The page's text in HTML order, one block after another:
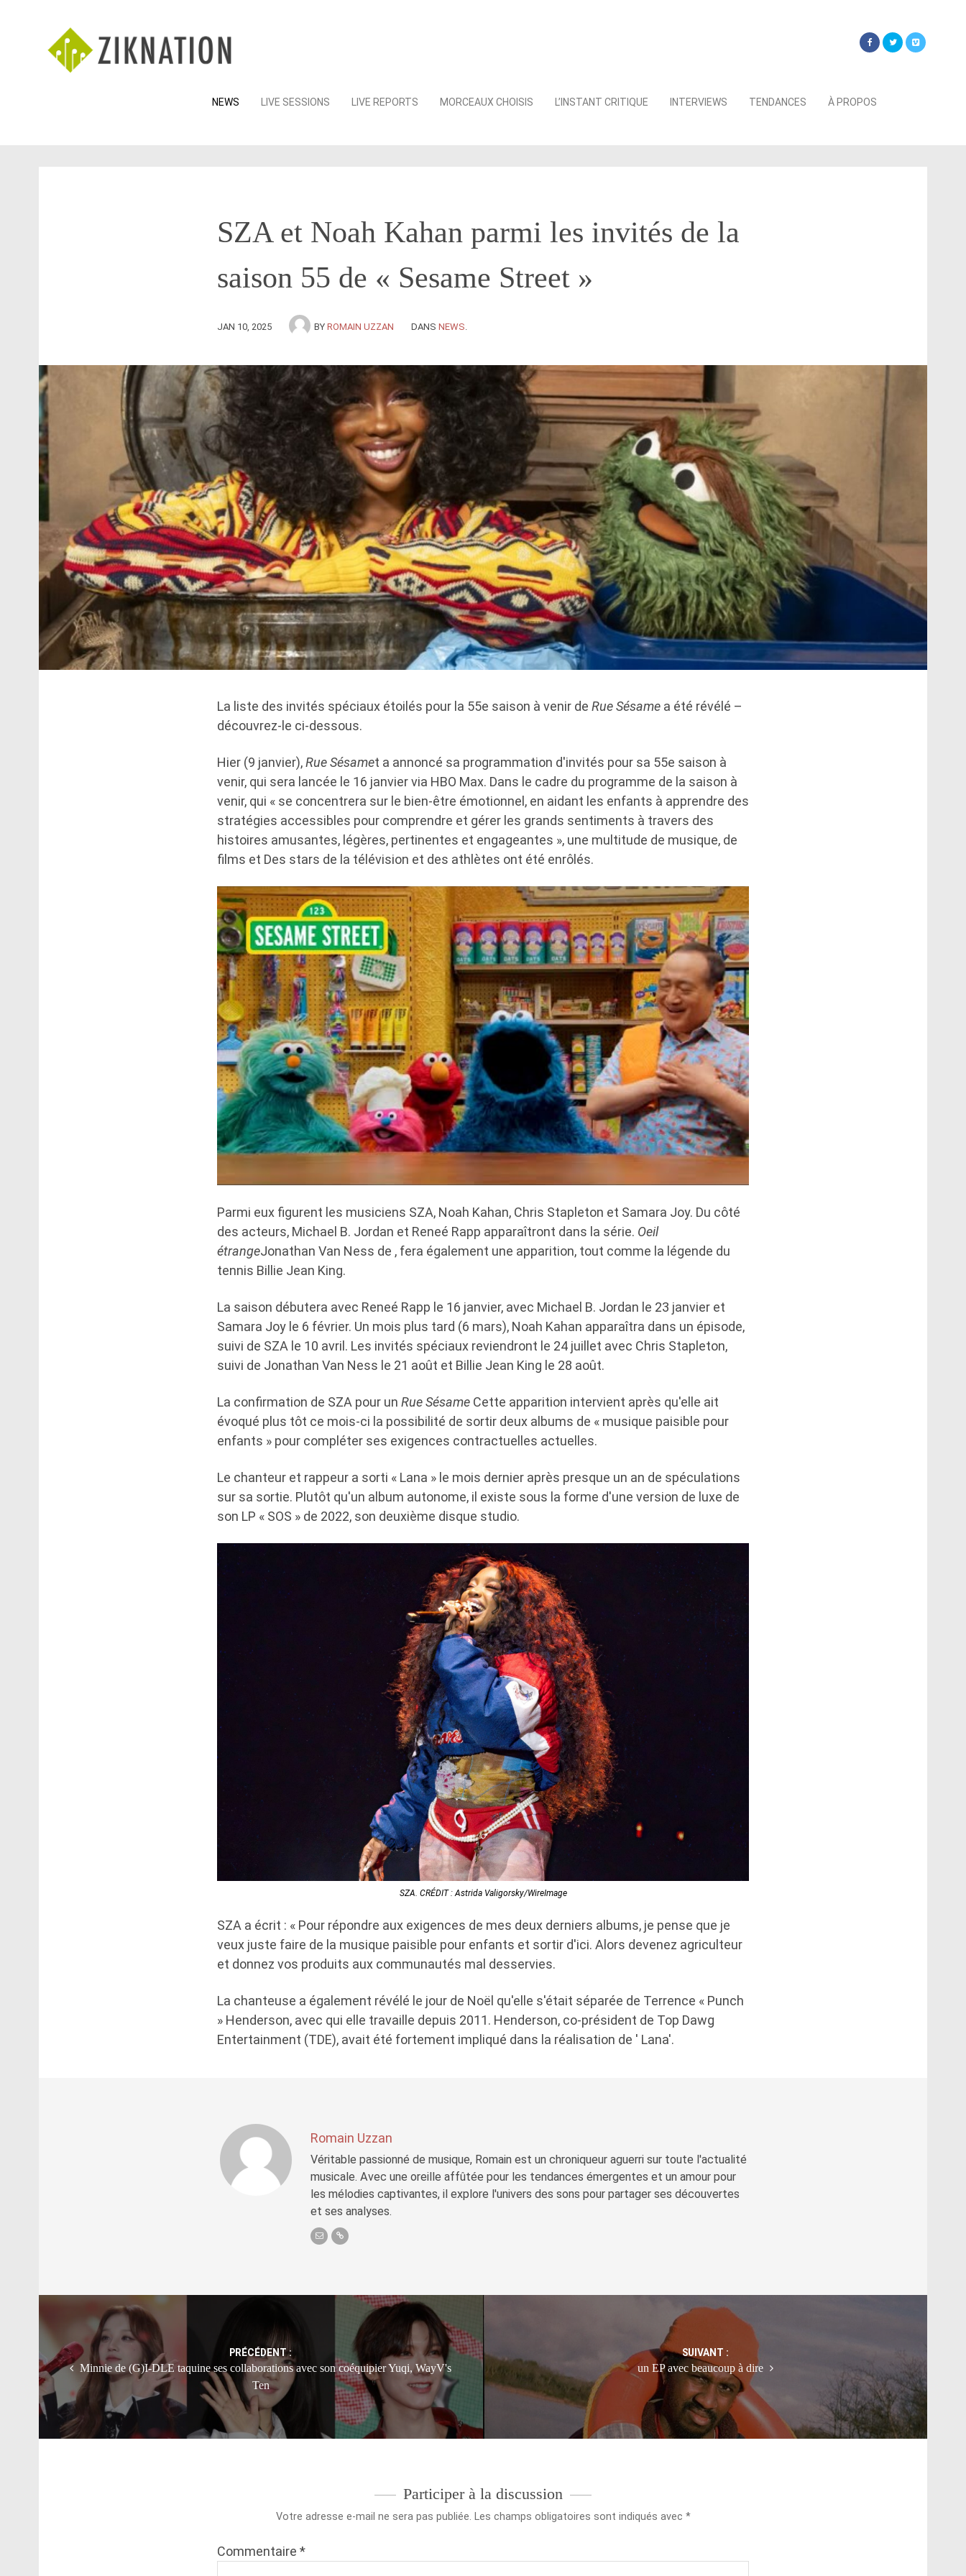
Skip
NEWS LIVE SESSIONS LIVE REPORTS MORCEAUX CHOISIS L’INSTANT CRITIQUE INTERVIEWS TENDANCES À PROPOS
SZA et Noah Kahan parmi les invités de la
saison 55 de « Sesame Street »
JAN 10, 2025 BY ROMAIN UZZAN DANS NEWS
La liste des invités spéciaux étoilés pour la 55e saison à venir de Rue Sésame a été révélé –
découvrez-le ci-dessous.
Hier (9 janvier),Rue Sésamet a annoncé sa programmation d'invités pour sa 55e saison à
venir, qui sera lancée le 16 janvier via HBO Max. Dans le cadre du programme de la saison à
venir, qui « se concentrera sur le bien-être émotionnel, en aidant les enfants à apprendre des
stratégies accessibles pour comprendre et gérer les grands sentiments à travers des
histoires amusantes, légères, pertinentes et engageantes », une multitude de musique, de
films et Des stars de la télévision et des athlètes ont été enrôlés.
Parmi eux figurent les musiciens SZA, Noah Kahan, Chris Stapleton et Samara Joy. Du côté
des acteurs, Michael B. Jordan et Reneé Rapp apparaîtront dans la série. Oeil
étrangeJonathan Van Ness de , fera également une apparition, tout comme la légende du
tennis Billie Jean King.
La saison débutera avec Reneé Rapp le 16 janvier, avec Michael B. Jordan le 23 janvier et
Samara Joy le 6 février. Un mois plus tard (6 mars), Noah Kahan apparaîtra dans un épisode,
suivi de SZA le 10 avril. Les invités spéciaux reviendront le 24 juillet avec Chris Stapleton,
suivi de Jonathan Van Ness le 21 août et Billie Jean King le 28 août.
La confirmation de SZA pour un Rue Sésame Cette apparition intervient après qu'elle ait
évoqué plus tôt ce mois-ci la possibilité de sortir deux albums de « musique paisible pour
enfants » pour compléter ses exigences contractuelles actuelles.
Le chanteur et rappeur a sorti « Lana » le mois dernier après presque un an de spéculations
sur sa sortie. Plutôt qu'un album autonome, il existe sous la forme d'une version de luxe de
son LP « SOS » de 2022, son deuxième disque studio.
SZA. CRÉDIT : Astrida Valigorsky/WireImage
SZA a écrit : « Pour répondre aux exigences de mes deux derniers albums, je pense que je
veux juste faire de la musique paisible pour enfants et sortir d'ici. Alors devenez agriculteur
et donnez vos produits aux communautés mal desservies.
La chanteuse a également révélé le jour de Noël qu'elle s'était séparée de Terrence « Punch
» Henderson, avec qui elle travaille depuis 2011. Henderson, co-président de Top Dawg
Entertainment (TDE), avait été fortement impliqué dans la réalisation de ' Lana'.
Romain Uzzan
Véritable passionné de musique, Romain est un chroniqueur aguerri sur toute l'actualité
musicale. Avec une oreille affûtée pour les tendances émergentes et un amour pour
les mélodies captivantes, il explore l'univers des sons pour partager ses découvertes
et ses analyses.
Post
navigation
PRÉCÉDENT :
Minnie de (G)I-DLE taquine ses collaborations avec son coéquipier Yuqi, WayV's
Ten
SUIVANT :
un EP avec beaucoup à dire
Participer à la discussion
Votre adresse e-mail ne sera pas publiée. Les champs obligatoires sont indiqués avec *
Commentaire *